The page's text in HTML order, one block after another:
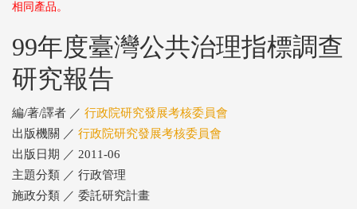
相同產品。
99年度臺灣公共治理指標調查
研究報告
編/著/譯者 ／ 行政院研究發展考核委員會
出版機關 ／ 行政院研究發展考核委員會
出版日期 ／ 2011-06
主題分類 ／ 行政管理
施政分類 ／ 委託研究計畫